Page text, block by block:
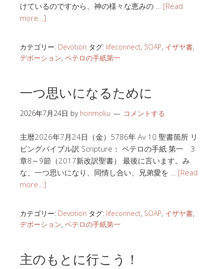
けているのですから、神の様々な恵みの … [Read
more…]
カテゴリー: Devotion タグ: lifeconnect, SOAP, イザヤ書,
デボーション, ペテロの手紙第一
一つ思いになるために
2026年7月24日 by honmoku コメントする
主暦2026年7月24日（金）5786年 Av 10 聖書箇所 リ
ビングバイブル訳 Scripture： ペテロの手紙 第一 3
章8～9節（2017新改訳聖書） 最後に言います。み
な、一つ思いになり、同情し合い、兄弟愛を … [Read
more…]
カテゴリー: Devotion タグ: lifeconnect, SOAP, イザヤ書,
デボーション, ペテロの手紙第一
主のもとに行こう！